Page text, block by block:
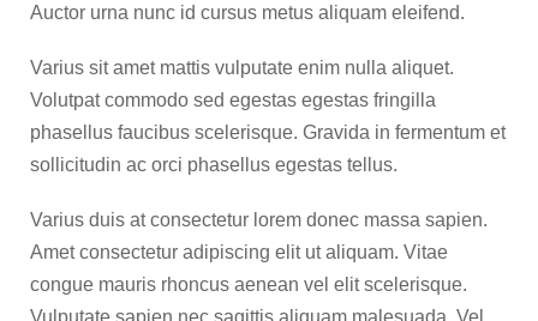
Auctor urna nunc id cursus metus aliquam eleifend.
Varius sit amet mattis vulputate enim nulla aliquet.
Volutpat commodo sed egestas egestas fringilla
phasellus faucibus scelerisque. Gravida in fermentum et
sollicitudin ac orci phasellus egestas tellus.
Varius duis at consectetur lorem donec massa sapien.
Amet consectetur adipiscing elit ut aliquam. Vitae
congue mauris rhoncus aenean vel elit scelerisque.